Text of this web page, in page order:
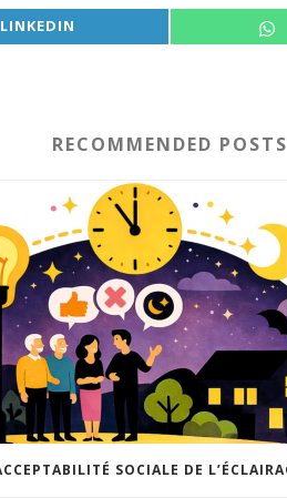
SHARE ON
LINKEDIN
RECOMMENDED POSTS